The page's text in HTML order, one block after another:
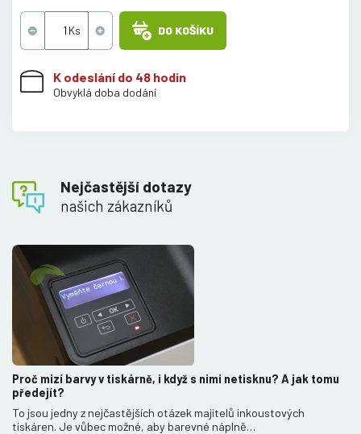
DO KOŠÍKU
K odeslání do 48 hodin
Obvyklá doba dodání
Nejčastější dotazy
našich zákazníků
Proč mizí barvy v tiskárně, i když s nimi netisknu? A jak tomu
předejít?
To jsou jedny z nejčastějších otázek majitelů inkoustových
tiskáren. Je vůbec možné, aby barevné náplně…